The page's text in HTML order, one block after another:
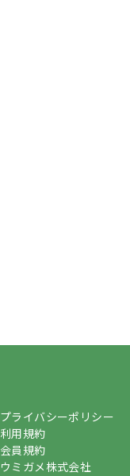
プライバシーポリシー
利用規約
会員規約
ウミガメ株式会社